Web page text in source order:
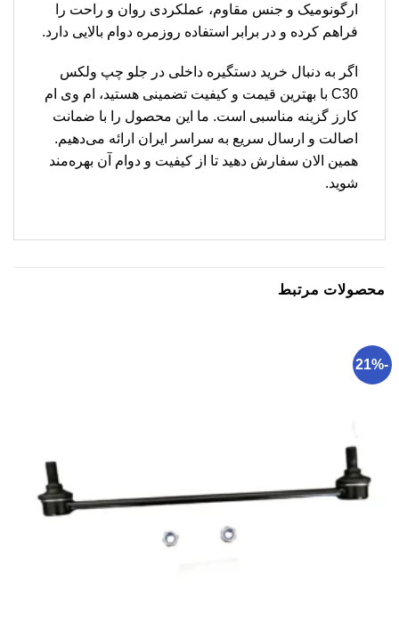
ارگونومیک و جنس مقاوم، عملکردی روان و راحت را
فراهم کرده و در برابر استفاده روزمره دوام بالایی دارد.
اگر به دنبال خرید دستگیره داخلی در جلو چپ ولکس
C30 با بهترین قیمت و کیفیت تضمینی هستید، ام وی ام
کارز گزینه مناسبی است. ما این محصول را با ضمانت
اصالت و ارسال سریع به سراسر ایران ارائه می‌دهیم.
همین الان سفارش دهید تا از کیفیت و دوام آن بهره‌مند
شوید.
محصولات مرتبط
-21%